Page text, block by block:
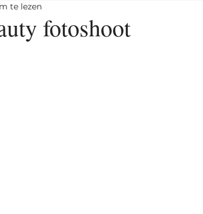
fotoshoot
te lezen